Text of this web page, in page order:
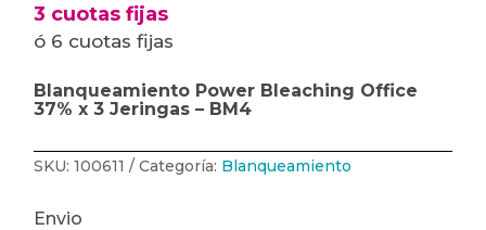
3 cuotas fijas
ó 6 cuotas fijas
Blanqueamiento Power Bleaching Office
37% x 3 Jeringas – BM4
SKU:100611 Categoría: Blanqueamiento
Envio